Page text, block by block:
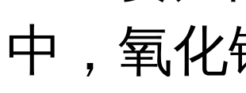
中，氧化